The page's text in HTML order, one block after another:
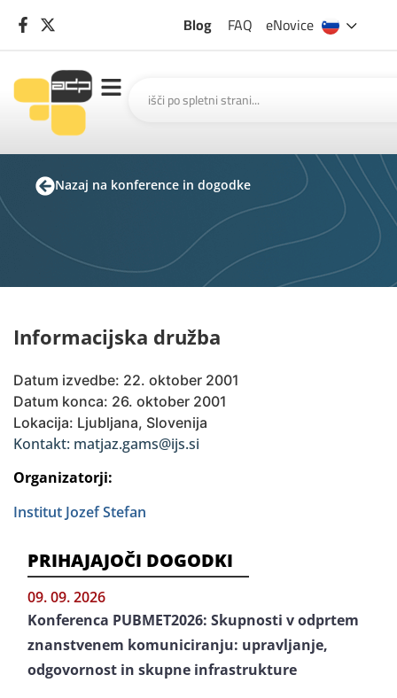
Blog FAQ eNovice
Nazaj na konference in dogodke
Informacijska družba
Datum izvedbe: 22. oktober 2001
Datum konca: 26. oktober 2001
Lokacija: Ljubljana, Slovenija
Kontakt: matjaz.gams@ijs.si
Organizatorji:
Institut Jozef Stefan
PRIHAJAJOČI DOGODKI
09. 09. 2026
Konferenca PUBMET2026: Skupnosti v odprtem
znanstvenem komuniciranju: upravljanje,
odgovornost in skupne infrastrukture